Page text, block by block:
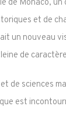
de Monaco,
et de
un nouveau
de
de sciences
est